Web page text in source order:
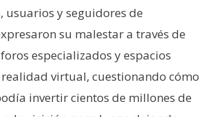
usuarios y seguidores de
su malestar a través de
especializados y espacios
virtual, cuestionando cómo
invertir cientos de millones de